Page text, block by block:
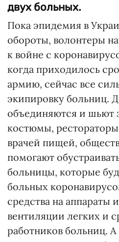
двух больных.
Пока эпидемия в
обороты, волонтеры
к войне с
когда приходилось
армию, сейчас все
экипировку больниц.
объединяются и шьют
костюмы,
врачей пищей,
помогают
больницы, которые
больных
средства на аппараты
вентиляции легких и
работников больниц. А